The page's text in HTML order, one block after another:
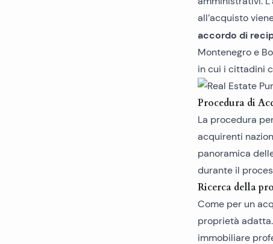
all’acquisto
accordo di
Montenegro e
in cui i cittadini
Procedura di
La procedura
acquirenti
panoramica
durante il
Ricerca della
Come per un
proprietà adatta.
immobiliare